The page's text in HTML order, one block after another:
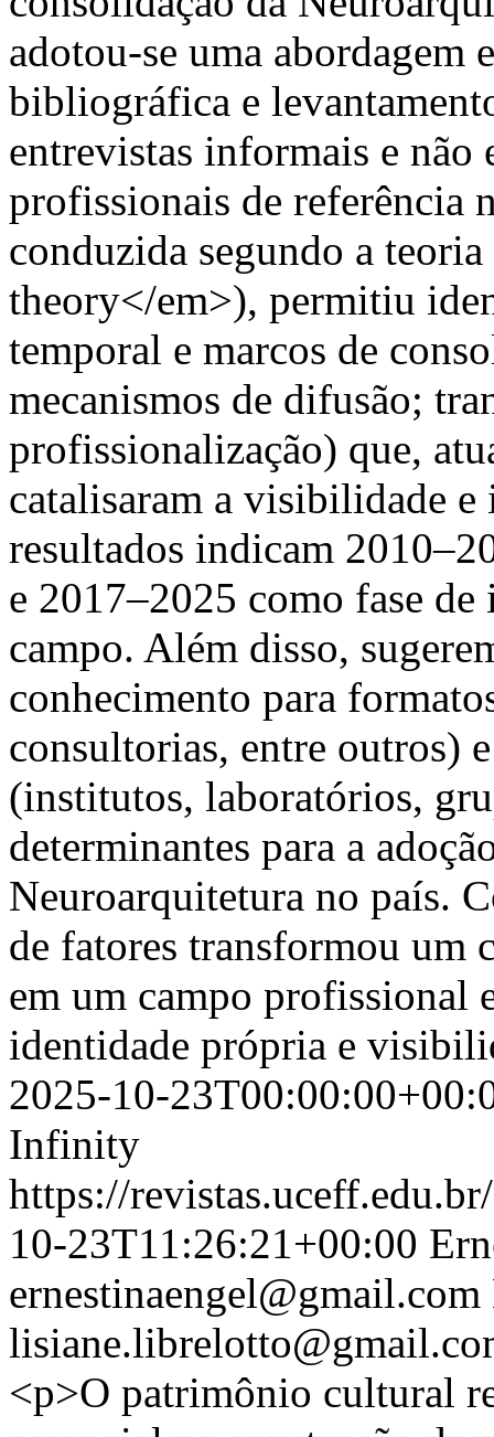
adotou-se uma
bibliográfica e
entrevistas informais e não
profissionais de referência
conduzida segundo a
theory</em>), permitiu
temporal e marcos de
mecanismos de difusão;
profissionalização) que,
catalisaram a visibilidade
resultados indicam
e 2017–2025 como fase
campo. Além disso,
conhecimento para
consultorias, entre outros)
(institutos, laboratórios,
determinantes para a
Neuroarquitetura no país.
de fatores transformou um
em um campo profissional
identidade própria e
2025-10-
Infinity
https://
10-23T11:26:21+00:00
ernestinaengel@gmail.com
<p>O patrimônio cultural